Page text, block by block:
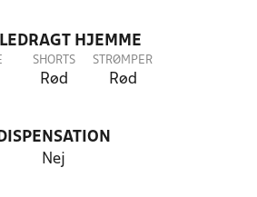
HJEMME
SHORTS
Rød
STRØMPER
Rød
DISPENSATION
Nej